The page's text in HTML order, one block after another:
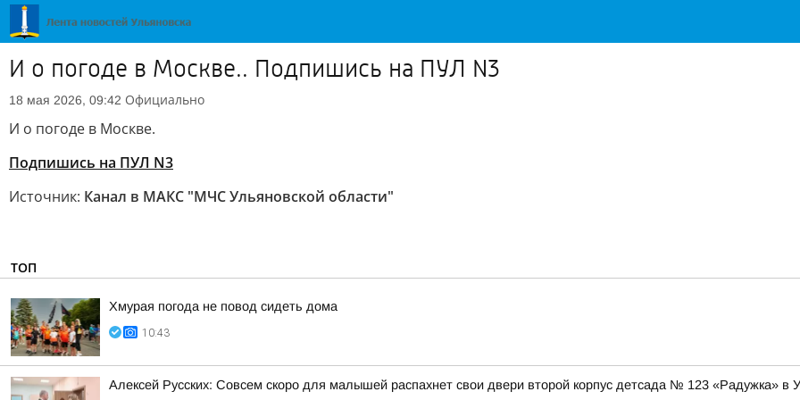
И о погоде в Москве.. Подпишись на ПУЛ N3
18 мая 2026, 09:42 Официально
И о погоде в Москве.
Подпишись на ПУЛ N3
Источник: Канал в МАКС "МЧС Ульяновской области"
ТОП
Хмурая погода не повод сидеть дома
10:43
Алексей Русских: Совсем скоро для малышей распахнет свои двери второй корпус детсада № 123 «Радужка» в